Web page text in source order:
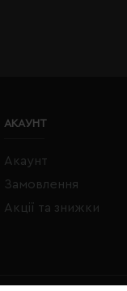
АКАУНТ
Акаунт
Замовлення
Акції та знижки